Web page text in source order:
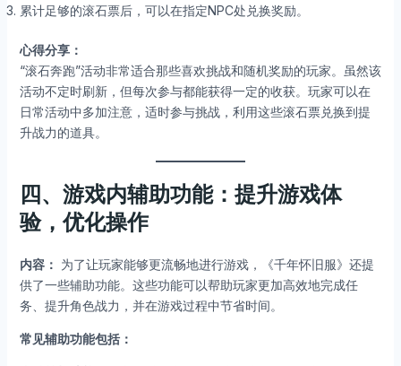
累计足够的滚石票后，可以在指定NPC处兑换奖励。
心得分享：
“滚石奔跑”活动非常适合那些喜欢挑战和随机奖励的玩家。虽然该
活动不定时刷新，但每次参与都能获得一定的收获。玩家可以在
日常活动中多加注意，适时参与挑战，利用这些滚石票兑换到提
升战力的道具。
四、游戏内辅助功能：提升游戏体
验，优化操作
内容： 为了让玩家能够更流畅地进行游戏，《千年怀旧服》还提
供了一些辅助功能。这些功能可以帮助玩家更加高效地完成任
务、提升角色战力，并在游戏过程中节省时间。
常见辅助功能包括：